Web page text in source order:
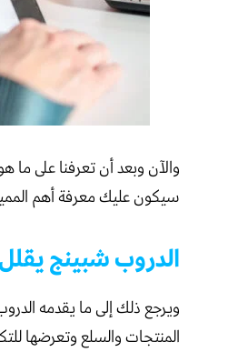
والآن وبعد أن تعرفنا على ما
سيكون عليك معرفة أهم
الدروب شبينج
ويرجع ذلك إلى ما يقدمه
المنتجات والسلع وتعرضها